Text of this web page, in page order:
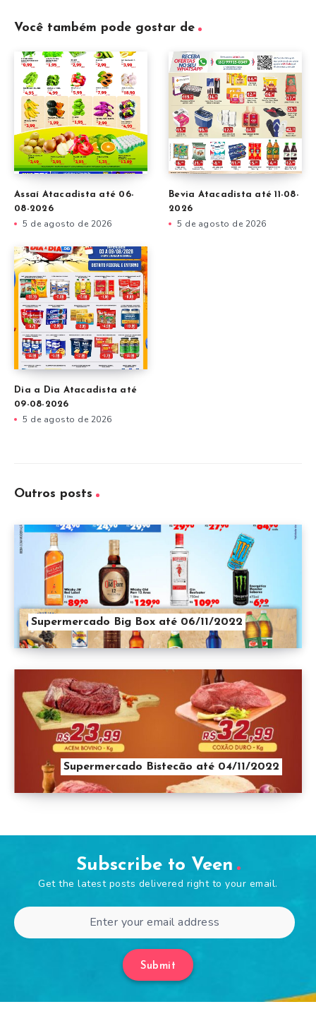
Você também pode gostar de
Assaí Atacadista até 06-
08-2026
5 de agosto de 2026
Bevia Atacadista até 11-08-
2026
5 de agosto de 2026
Dia a Dia Atacadista até
09-08-2026
5 de agosto de 2026
Outros posts
Supermercado Big Box até 06/11/2022
Supermercado Bistecão até 04/11/2022
Subscribe to Veen
Get the latest posts delivered right to your email.
Submit